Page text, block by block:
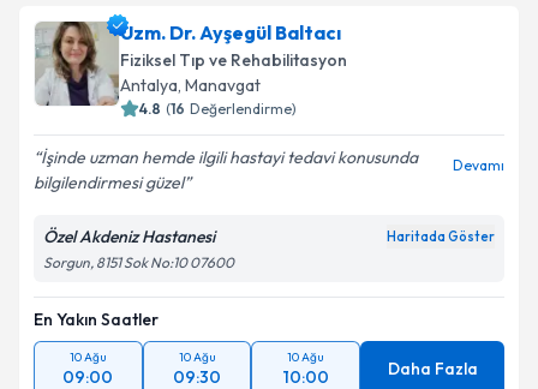
Uzm. Dr. Ayşegül Baltacı
Fiziksel Tıp ve Rehabilitasyon
Antalya, Manavgat
4.8 (16 Değerlendirme)
İşinde uzman hemde ilgili hastayi tedavi konusunda
bilgilendirmesi güzel
Devamı
Özel Akdeniz Hastanesi Haritada Göster
Sorgun, 8151 Sok No:10 07600
En Yakın Saatler
10 Ağu
09:00
10 Ağu
09:30
10 Ağu
10:00 Daha Fazla